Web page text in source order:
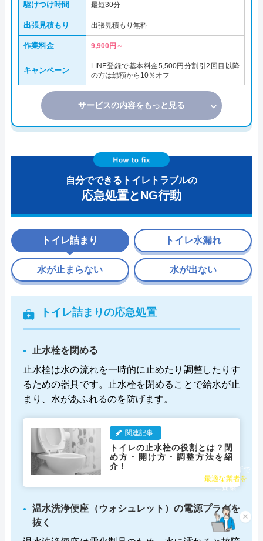
駆けつけ時間 最短30分
出張見積もり 出張見積もり無料
作業料金 9,900円～
キャンペーン
LINE登録で基本料金5,500円分割引2回目以降
の方は総額から10％オフ
サービスの内容をもっと見る
自分でできるトイレトラブルの
応急処置とNG行動
トイレ詰まり
トイレ詰まりの応急処置
止水栓を閉める
止水栓は水の流れを一時的に止めたり調整したりす
るための器具です。止水栓を閉めることで給水が止
まり、水があふれるのを防げます。
関連記事
トイレの止水栓の役割とは？閉
め方・開け方・調整方法を紹
介！
温水洗浄便座（ウォシュレット）の電源プラグを
抜く
トイレ水漏れ
水が止まらない 水が出ない
×
チャット診断で
最適な業者を
ご提案